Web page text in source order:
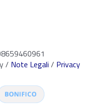
/ Note Legali / Privacy